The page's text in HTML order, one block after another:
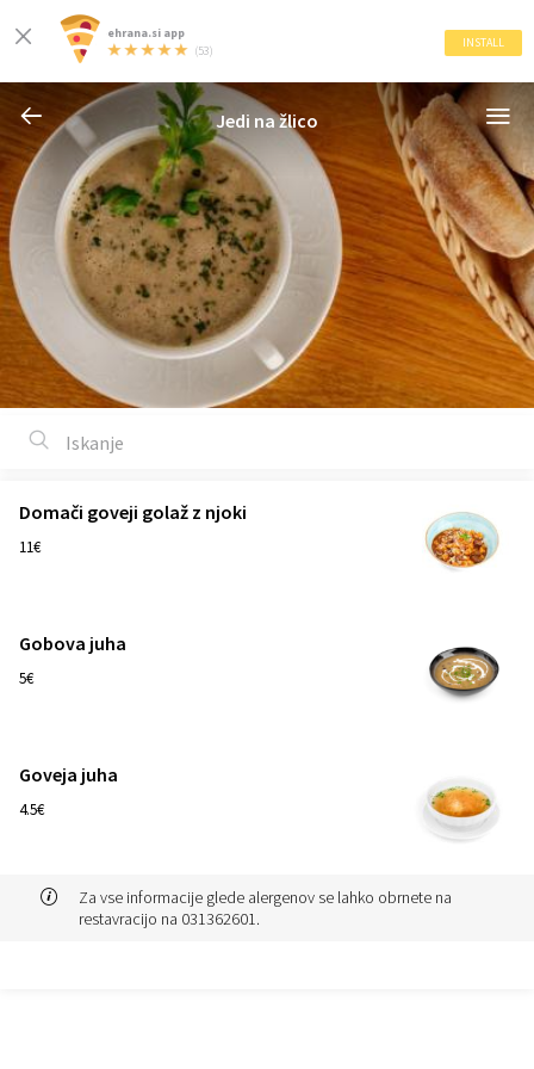
ehrana.si app
(53)
INSTALL
Jedi na žlico
Domači goveji golaž z njoki
11€
Gobova juha
5€
Goveja juha
4.5€
Za vse informacije glede alergenov se lahko obrnete na
restavracijo na 031362601.